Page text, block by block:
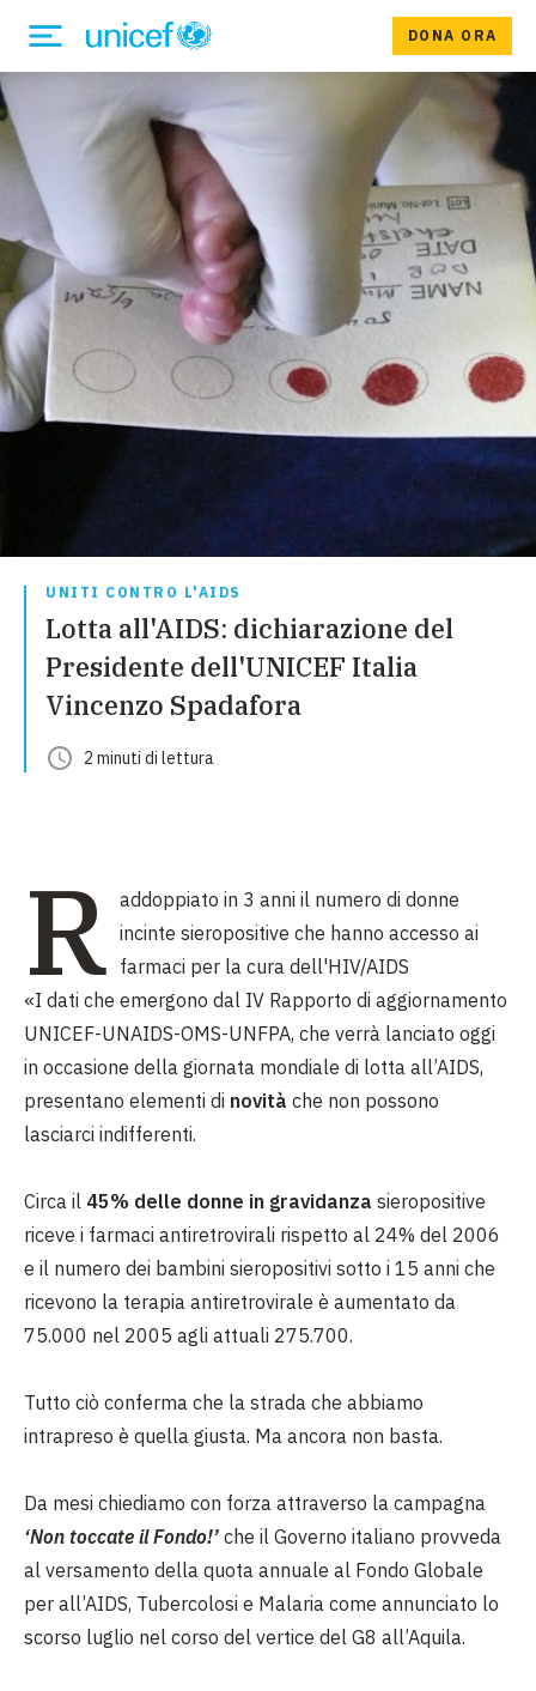
DONA ORA
UNITI CONTRO L'AIDS
Lotta all'AIDS: dichiarazione del
Presidente dell'UNICEF Italia
Vincenzo Spadafora
2 minuti di lettura
R addoppiato in 3 anni il numero di donne
incinte sieropositive che hanno accesso ai
farmaci per la cura dell'HIV/AIDS
«I dati che emergono dal IV Rapporto di aggiornamento
UNICEF-UNAIDS-OMS-UNFPA, che verrà lanciato oggi
in occasione della giornata mondiale di lotta all’AIDS,
presentano elementi di novità che non possono
lasciarci indifferenti.
Circa il 45% delle donne in gravidanza sieropositive
riceve i farmaci antiretrovirali rispetto al 24% del 2006
e il numero dei bambini sieropositivi sotto i 15 anni che
ricevono la terapia antiretrovirale è aumentato da
75.000 nel 2005 agli attuali 275.700.
Tutto ciò conferma che la strada che abbiamo
intrapreso è quella giusta. Ma ancora non basta.
Da mesi chiediamo con forza attraverso la campagna
‘Non toccate il Fondo!’ che il Governo italiano provveda
al versamento della quota annuale al Fondo Globale
per all’AIDS, Tubercolosi e Malaria come annunciato lo
scorso luglio nel corso del vertice del G8 all’Aquila.